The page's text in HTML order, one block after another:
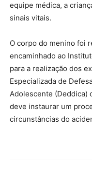
equipe médica, a
sinais vitais.
O corpo do menino foi
encaminhado ao
para a realização dos
Especializada de
Adolescente (Deddica)
deve instaurar um
circunstâncias do